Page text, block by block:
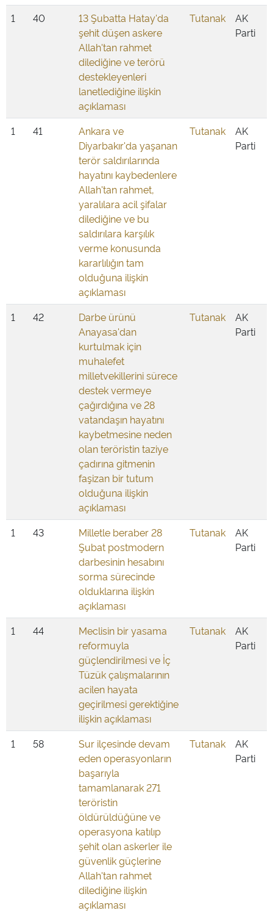
1 40
13 Şubatta Hatay'da
şehit düşen askere
Allah'tan rahmet
dilediğine ve terörü
destekleyenleri
lanetlediğine ilişkin
açıklaması
Tutanak
AK
Parti
1 41
Ankara ve
Diyarbakır'da yaşanan
terör saldırılarında
hayatını kaybedenlere
Allah'tan rahmet,
yaralılara acil şifalar
dilediğine ve bu
saldırılara karşılık
verme konusunda
kararlılığın tam
olduğuna ilişkin
açıklaması
Tutanak
AK
Parti
1 42
Darbe ürünü
Anayasa'dan
kurtulmak için
muhalefet
milletvekillerini sürece
destek vermeye
çağırdığına ve 28
vatandaşın hayatını
kaybetmesine neden
olan teröristin taziye
çadırına gitmenin
faşizan bir tutum
olduğuna ilişkin
açıklaması
Tutanak
AK
Parti
1 43
Milletle beraber 28
Şubat postmodern
darbesinin hesabını
sorma sürecinde
olduklarına ilişkin
açıklaması
Tutanak
AK
Parti
1 44
Meclisin bir yasama
reformuyla
güçlendirilmesi ve İç
Tüzük çalışmalarının
acilen hayata
geçirilmesi gerektiğine
ilişkin açıklaması
Tutanak
AK
Parti
1 58
Sur ilçesinde devam
eden operasyonların
başarıyla
tamamlanarak 271
teröristin
öldürüldüğüne ve
operasyona katılıp
şehit olan askerler ile
güvenlik güçlerine
Allah'tan rahmet
dilediğine ilişkin
açıklaması
Tutanak
AK
Parti